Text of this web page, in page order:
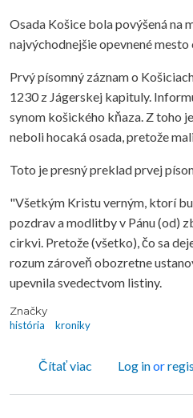
Osada Košice bola povýšená na
najvýchodnejšie opevnené
Prvý písomný záznam o
1230 z Jágerskej kapituly.
synom košického kňaza. Z toho
neboli hocaká osada, pretože
Toto je presný preklad prvej
"Všetkým Kristu verným, ktorí
pozdrav a modlitby v Pánu (od)
cirkvi. Pretože (všetko), čo sa
rozum zároveň obozretne
upevnila svedectvom listiny.
Značky
história
kroniky
Čítať viaco Prvá písomná
Log inor